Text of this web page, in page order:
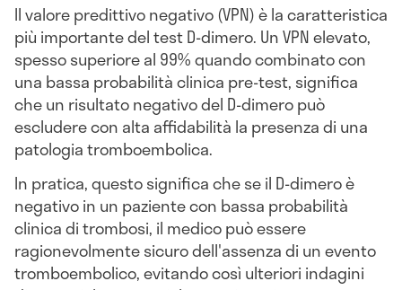
Il valore predittivo negativo (VPN) è la caratteristica
più importante del test D-dimero. Un VPN elevato,
spesso superiore al 99% quando combinato con
una bassa probabilità clinica pre-test, significa
che un risultato negativo del D-dimero può
escludere con alta affidabilità la presenza di una
patologia tromboembolica.
In pratica, questo significa che se il D-dimero è
negativo in un paziente con bassa probabilità
clinica di trombosi, il medico può essere
ragionevolmente sicuro dell'assenza di un evento
tromboembolico, evitando così ulteriori indagini